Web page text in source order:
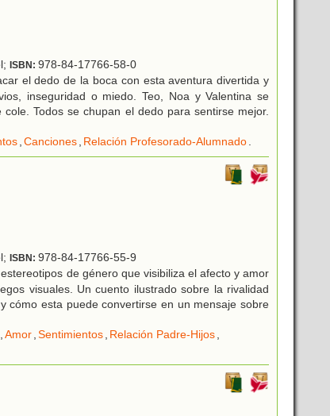
ISBN: 978-84-17766-58-0
el dedo de la boca con esta aventura divertida y
inseguridad o miedo. Teo, Noa y Valentina se
Todos se chupan el dedo para sentirse mejor.
,Canciones, Relación Profesorado-Alumnado.
ISBN: 978-84-17766-55-9
de género que visibiliza el afecto y amor
visuales. Un cuento ilustrado sobre la rivalidad
cómo esta puede convertirse en un mensaje sobre
,Amor,Sentimientos, Relación Padre-Hijos,